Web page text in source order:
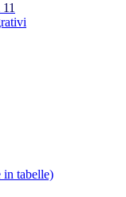
11
tabelle)